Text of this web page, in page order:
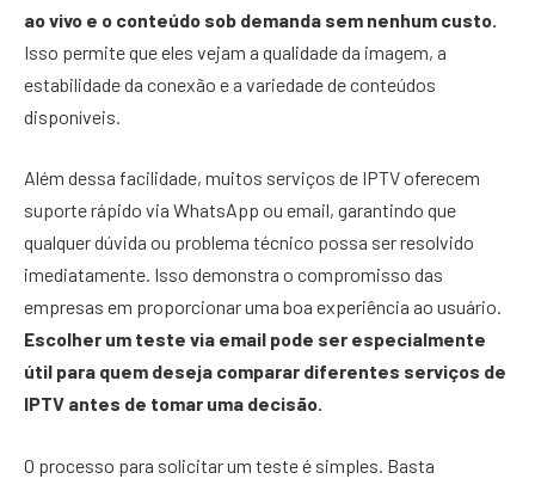
ao vivo e o conteúdo sob demanda sem nenhum custo.
Isso permite que eles vejam a qualidade da imagem, a
estabilidade da conexão e a variedade de conteúdos
disponíveis.
Além dessa facilidade, muitos serviços de IPTV oferecem
suporte rápido via WhatsApp ou email, garantindo que
qualquer dúvida ou problema técnico possa ser resolvido
imediatamente. Isso demonstra o compromisso das
empresas em proporcionar uma boa experiência ao usuário.
Escolher um teste via email pode ser especialmente
útil para quem deseja comparar diferentes serviços de
IPTV antes de tomar uma decisão.
O processo para solicitar um teste é simples. Basta